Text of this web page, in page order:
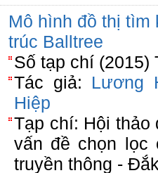
Mô hình đồ thị
trúc Balltree
Số tạp chí (2015)
Tác giả: Lương
Hiệp
Tạp chí: Hội thảo
vấn đề chọn lọc
truyền thông -